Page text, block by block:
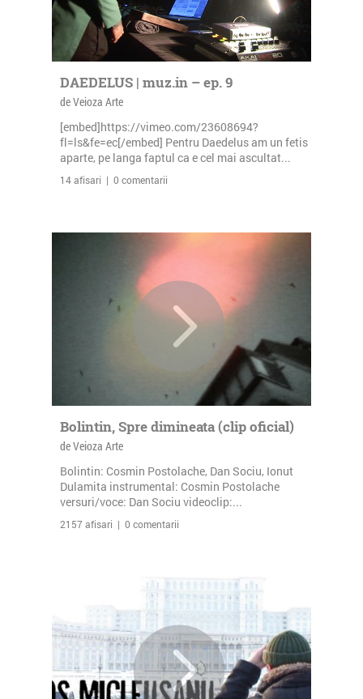
DAEDELUS | muz.in – ep. 9
de Veioza Arte
[embed]https://vimeo.com/23608694?
fl=ls&fe=ec[/embed] Pentru Daedelus am un fetis
aparte, pe langa faptul ca e cel mai ascultat...
14 afisari | 0 comentarii
Bolintin, Spre dimineata (clip oficial)
de Veioza Arte
Bolintin: Cosmin Postolache, Dan Sociu, Ionut
Dulamita instrumental: Cosmin Postolache
versuri/voce: Dan Sociu videoclip:...
2157 afisari | 0 comentarii